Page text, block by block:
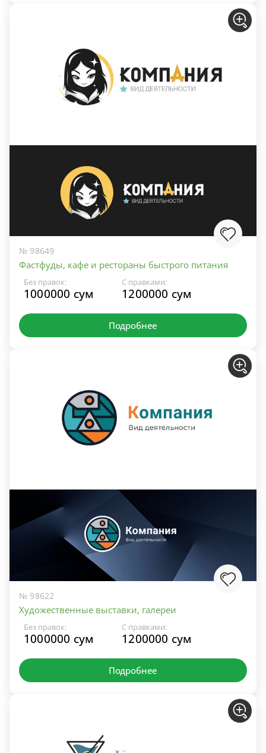
№ 98649
Фастфуды, кафе и рестораны быстрого питания
Без правок:
1000000 сум
С правками:
1200000 сум
Подробнее
№ 98622
Художественные выставки, галереи
Без правок:
1000000 сум
С правками:
1200000 сум
Подробнее